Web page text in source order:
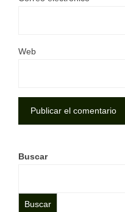
Web
Buscar
Buscar